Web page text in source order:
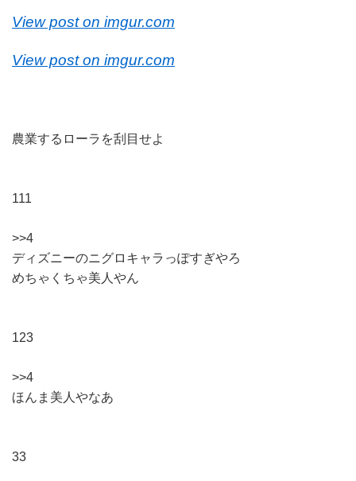
View post on imgur.com
View post on imgur.com
農業するローラを刮目せよ
111
>>4
ディズニーのニグロキャラっぽすぎやろ
めちゃくちゃ美人やん
123
>>4
ほんま美人やなあ
33